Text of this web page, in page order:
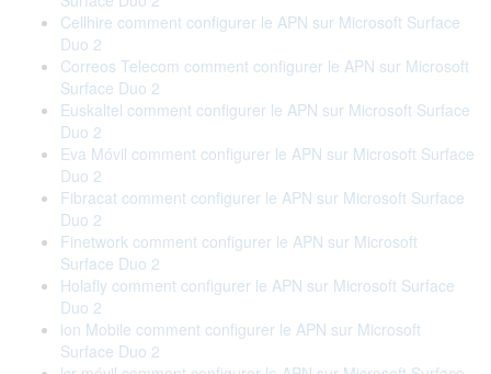
Cellhire comment configurer le APN sur Microsoft Surface
Duo 2
Correos Telecom comment configurer le APN sur Microsoft
Surface Duo 2
Euskaltel comment configurer le APN sur Microsoft Surface
Duo 2
Eva Móvil comment configurer le APN sur Microsoft Surface
Duo 2
Fibracat comment configurer le APN sur Microsoft Surface
Duo 2
Finetwork comment configurer le APN sur Microsoft
Surface Duo 2
Holafly comment configurer le APN sur Microsoft Surface
Duo 2
ion Mobile comment configurer le APN sur Microsoft
Surface Duo 2